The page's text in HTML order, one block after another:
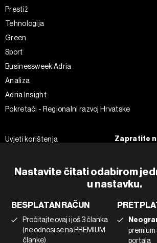
Nastavite čitati odabirom
u nastavku.
BESPLATAN RAČUN
Pročitajte ovaj i još 3 članka
(ne odnosi se na PREMIUM
članke)
premium
portala
Prestiž
Tehnologija
Green
Sport
Businessweek Adria
Analiza
Adria Insight
Pokretači - Regionalni razvoj Hrvatske
Uvjeti korištenja
Politika kolačića
Korištenje umjetne inteligencije
Zapratite
Instagram
Twitter
Tiktok